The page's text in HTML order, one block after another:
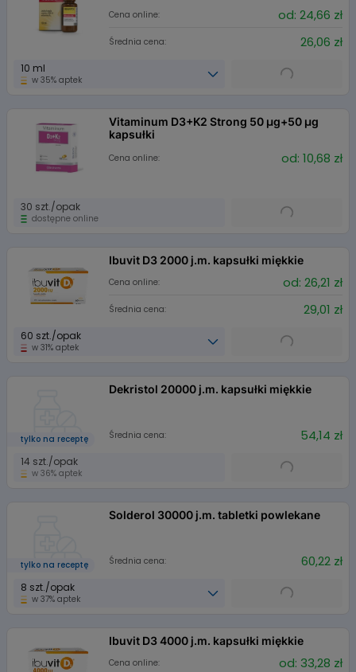
Cena online: od: 24,66 zł
Średnia cena: 26,06 zł
10 ml
w 35% aptek
Vitaminum D3+K2 Strong 50 µg+50 µg
kapsułki
Cena online: od: 10,68 zł
30 szt./opak
dostępne online
Ibuvit D3 2000 j.m. kapsułki miękkie
Cena online: od: 26,21 zł
Średnia cena: 29,01 zł
60 szt./opak
w 31% aptek
tylko na receptę
Dekristol 20000 j.m. kapsułki miękkie
Średnia cena: 54,14 zł
14 szt./opak
w 36% aptek
tylko na receptę
Solderol 30000 j.m. tabletki powlekane
Średnia cena: 60,22 zł
8 szt./opak
w 37% aptek
Ibuvit D3 4000 j.m. kapsułki miękkie
Cena online: od: 33,28 zł